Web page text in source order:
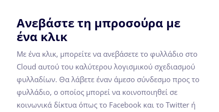
Ανεβάστε τη μπροσούρα με
ένα κλικ
Με ένα κλικ, μπορείτε να ανεβάσετε το φυλλάδιο στο
Cloud αυτού του καλύτερου λογισμικού σχεδιασμού
φυλλαδίων. Θα λάβετε έναν άμεσο σύνδεσμο προς το
φυλλάδιο, ο οποίος μπορεί να κοινοποιηθεί σε
κοινωνικά δίκτυα όπως το Facebook και το Twitter ή